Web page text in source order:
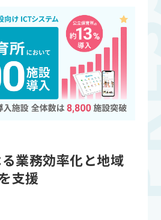
業務効率化と地域
支援